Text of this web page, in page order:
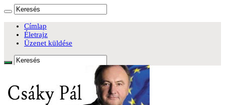
Címlap
Életrajz
Üzenet küldése